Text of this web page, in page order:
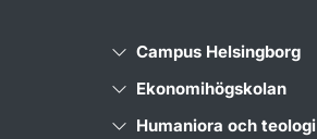
Campus Helsingborg
Ekonomihögskolan
Humaniora och teologi